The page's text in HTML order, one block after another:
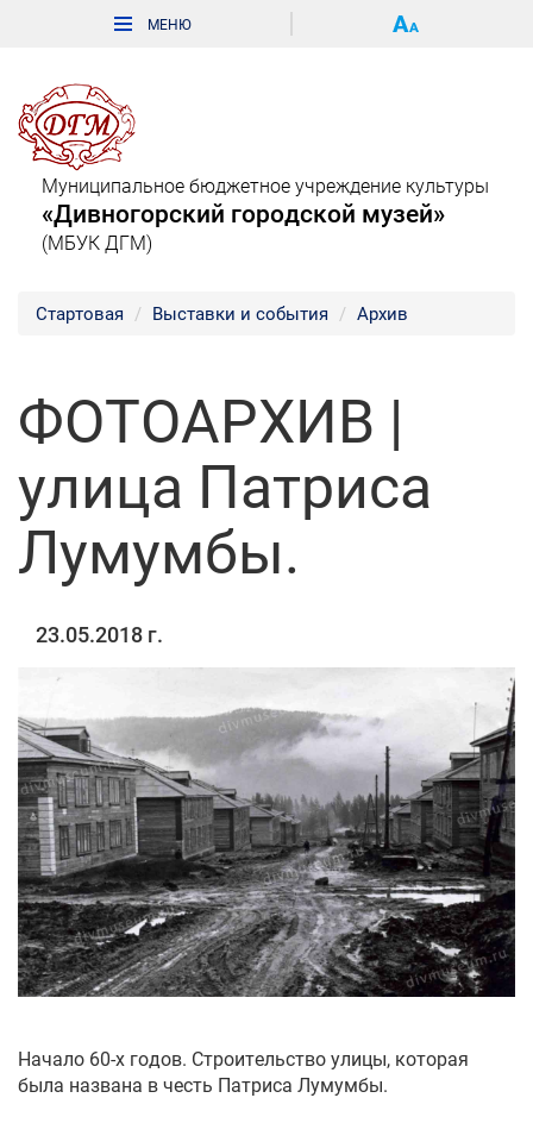
Муниципальное бюджетное учреждение культуры
«Дивногорский городской музей»
(МБУК ДГМ)
Стартовая Выставки и события Архив
ФОТОАРХИВ |
улица Патриса
Лумумбы.
23.05.2018 г.
Начало 60-х годов. Строительство улицы, которая
была названа в честь Патриса Лумумбы.